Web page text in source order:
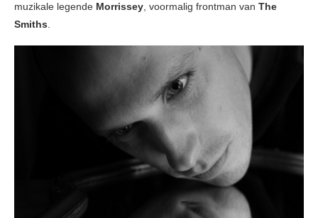
muzikale legende Morrissey, voormalig frontman van The
Smiths.